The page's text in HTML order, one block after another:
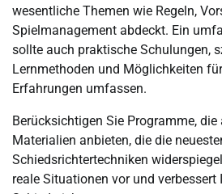
wesentliche Themen wie Regeln,
Spielmanagement abdeckt. Ein
sollte auch praktische Schulungen,
Lernmethoden und Möglichkeiten
Erfahrungen umfassen.
Berücksichtigen Sie Programme,
Materialien anbieten, die die
Schiedsrichtertechniken
reale Situationen vor und